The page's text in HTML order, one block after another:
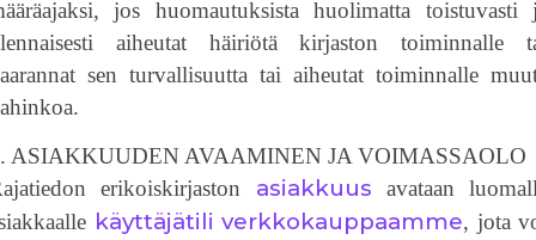
jos huomautuksista huolimatta toistuvasti
aiheutat häiriötä kirjaston toiminnalle
sen turvallisuutta tai aiheutat toiminnalle
ASIAKKUUDEN AVAAMINEN JA VOIMASSAOLO
erikoiskirjaston asiakkuus avataan
käyttäjätili verkkokauppaamme, jota